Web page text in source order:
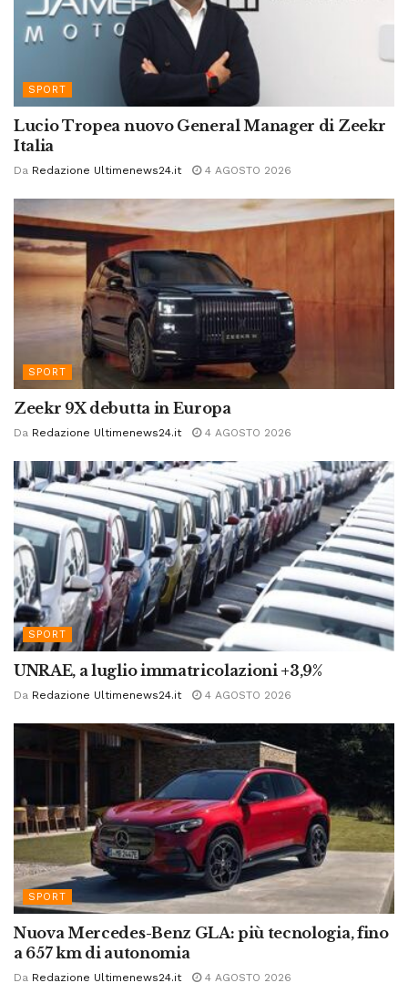
SPORT
Lucio Tropea nuovo General Manager di Zeekr
Italia
Da Redazione Ultimenews24.it 4 AGOSTO 2026
SPORT
Zeekr 9X debutta in Europa
Da Redazione Ultimenews24.it 4 AGOSTO 2026
SPORT
UNRAE, a luglio immatricolazioni +3,9%
Da Redazione Ultimenews24.it 4 AGOSTO 2026
SPORT
Nuova Mercedes-Benz GLA: più tecnologia, fino
a 657 km di autonomia
Da Redazione Ultimenews24.it 4 AGOSTO 2026